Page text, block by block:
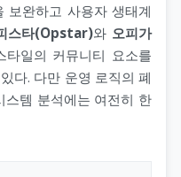
보완하고 사용자 생태계
스타(Opstar)와 오피가
일의 커뮤니티 요소를
다. 다만 운영 로직의 폐
템 분석에는 여전히 한